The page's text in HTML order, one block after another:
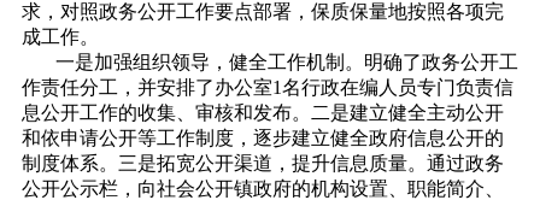
求，对照政务公开工作要点部署，保质保量地按照各项完
成工作。
一是加强组织领导，健全工作机制。明确了政务公开工
作责任分工，并安排了办公室1名行政在编人员专门负责信
息公开工作的收集、审核和发布。二是建立健全主动公开
和依申请公开等工作制度，逐步建立健全政府信息公开的
制度体系。三是拓宽公开渠道，提升信息质量。通过政务
公开公示栏，向社会公开镇政府的机构设置、职能简介、